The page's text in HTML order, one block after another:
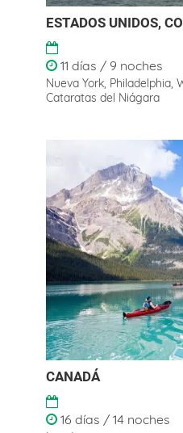
ESTADOS UNIDOS,
11 días / 9 noches
Nueva York, Philadelphia,
Cataratas del Niágara
CANADÁ
16 días / 14 noches